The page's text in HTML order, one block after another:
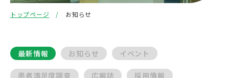
トップページ お知らせ
最新情報 お知らせ イベント
患者満足度調査 広報誌 採用情報